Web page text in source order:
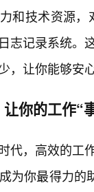
和技术资源
志记录系统。
，让你能够安
你的工作“
代，高效的工
为你最得力